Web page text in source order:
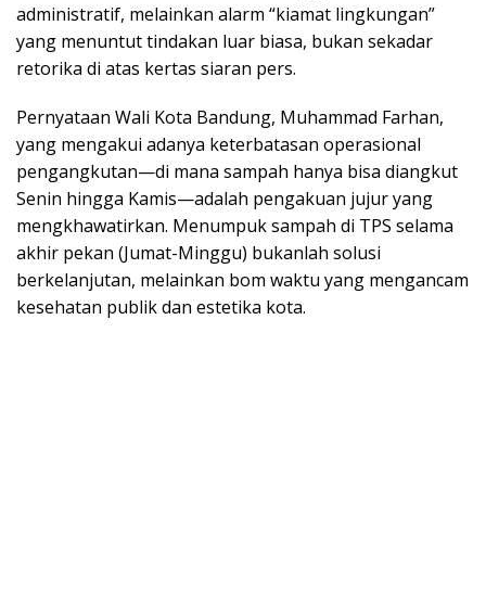
administratif, melainkan alarm “kiamat lingkungan”
yang menuntut tindakan luar biasa, bukan sekadar
retorika di atas kertas siaran pers.
​Pernyataan Wali Kota Bandung, Muhammad Farhan,
yang mengakui adanya keterbatasan operasional
pengangkutan—di mana sampah hanya bisa diangkut
Senin hingga Kamis—adalah pengakuan jujur yang
mengkhawatirkan. Menumpuk sampah di TPS selama
akhir pekan (Jumat-Minggu) bukanlah solusi
berkelanjutan, melainkan bom waktu yang mengancam
kesehatan publik dan estetika kota.